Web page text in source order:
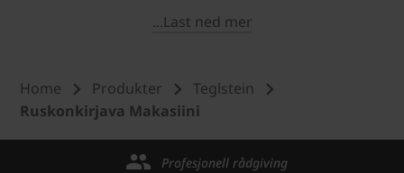
...Last ned mer
Home Produkter
Teglstein
Ruskonkirjava Makasiini
Profesjonell rådgiving